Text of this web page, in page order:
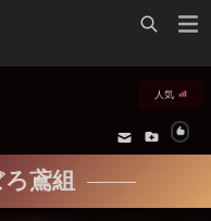
ルジャンル
ラマ・シリーズ
作品
インナップ
人気
鳶組